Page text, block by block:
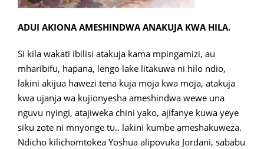
ADUI AKIONA AMESHINDWA ANAKUJA KWA HILA.
Si kila wakati ibilisi atakuja kama mpingamizi, au
mharibifu, hapana, lengo lake litakuwa ni hilo ndio,
lakini akijua hawezi tena kuja moja kwa moja, atakuja
kwa ujanja wa kujionyesha ameshindwa wewe una
nguvu nyingi, atajiweka chini yako, ajifanye kuwa yeye
siku zote ni mnyonge tu.. lakini kumbe ameshakuweza.
Ndicho kilichomtokea Yoshua alipovuka Jordani, sababu